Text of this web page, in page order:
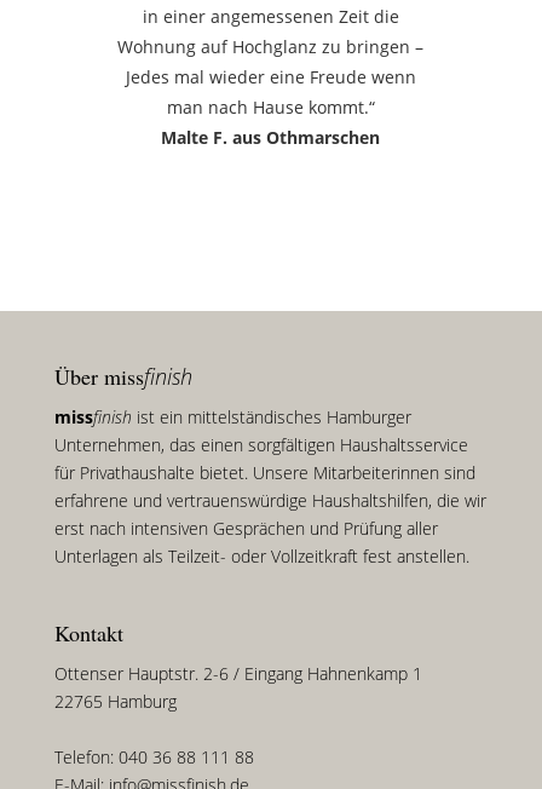
in einer angemessenen Zeit die
Wohnung auf Hochglanz zu bringen –
Jedes mal wieder eine Freude wenn
man nach Hause kommt.“
Malte F. aus Othmarschen
Über missfinish
missfinish ist ein mittelständisches Hamburger
Unternehmen, das einen sorgfältigen Haushaltsservice
für Privathaushalte bietet. Unsere Mitarbeiterinnen sind
erfahrene und vertrauenswürdige Haushaltshilfen, die wir
erst nach intensiven Gesprächen und Prüfung aller
Unterlagen als Teilzeit- oder Vollzeitkraft fest anstellen.
Kontakt
Ottenser Hauptstr. 2-6 / Eingang Hahnenkamp 1
22765 Hamburg
Telefon: 040 36 88 111 88